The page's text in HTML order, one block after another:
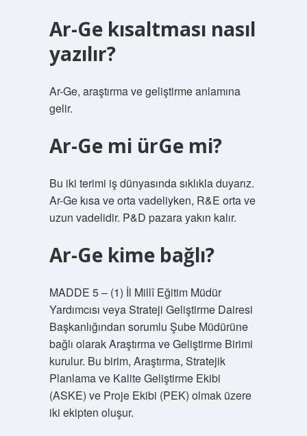
Ar-Ge kısaltması nasıl
yazılır?
Ar-Ge, araştırma ve geliştirme anlamına
gelir.
Ar-Ge mi ürGe mi?
Bu iki terimi iş dünyasında sıklıkla duyarız.
Ar-Ge kısa ve orta vadeliyken, R&E orta ve
uzun vadelidir. P&D pazara yakın kalır.
Ar-Ge kime bağlı?
MADDE 5 – (1) İl Millî Eğitim Müdür
Yardımcısı veya Strateji Geliştirme Dairesi
Başkanlığından sorumlu Şube Müdürüne
bağlı olarak Araştırma ve Geliştirme Birimi
kurulur. Bu birim, Araştırma, Stratejik
Planlama ve Kalite Geliştirme Ekibi
(ASKE) ve Proje Ekibi (PEK) olmak üzere
iki ekipten oluşur.